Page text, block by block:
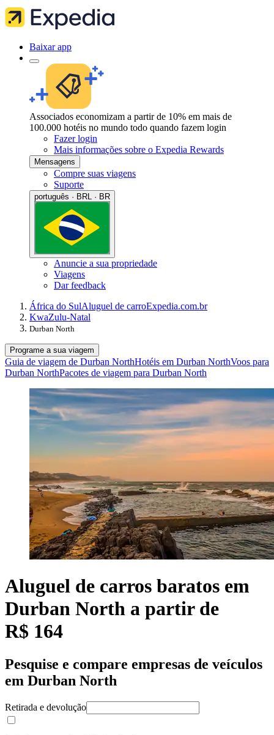
Baixar app
Associados economizam a partir de 10% em mais de
100.000 hotéis no mundo todo quando fazem login
Fazer login
Mais informações sobre o Expedia Rewards
Mensagens
Compre suas viagens
Suporte
português · BRL · BR
Anuncie a sua propriedade
Viagens
Dar feedback
África do SulAluguel de carroExpedia.com.br
KwaZulu-Natal
Durban North
Programe a sua viagem
Guia de viagem de Durban NorthHotéis em Durban NorthVoos para
Durban NorthPacotes de viagem para Durban North
Aluguel de carros baratos em
Durban North a partir de
R$ 164
Pesquise e compare empresas de veículos
em Durban North
Retirada e devolução